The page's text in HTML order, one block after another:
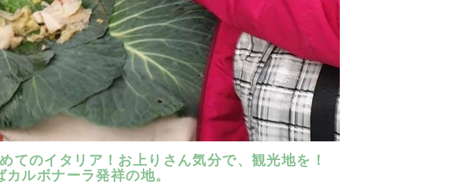
てのイタリア！お上りさん気分で、観光地を！
ルボナーラ発祥の地。